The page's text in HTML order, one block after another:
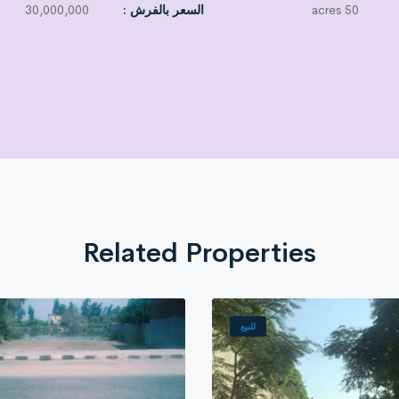
with 70% seasonal agriculture and guava trees. It has (2) wells and
50 acres السعر بالفرش : 30,000,000
Related Properties
للبيع